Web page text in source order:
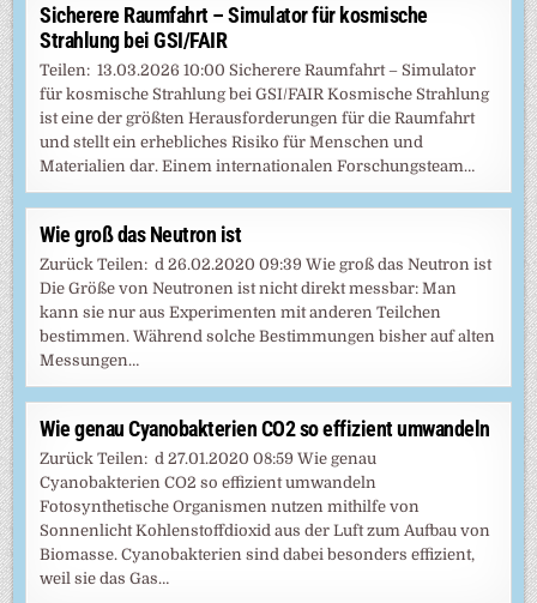
Sicherere Raumfahrt – Simulator für kosmische
Strahlung bei GSI/FAIR
Teilen: 13.03.2026 10:00 Sicherere Raumfahrt – Simulator
für kosmische Strahlung bei GSI/FAIR Kosmische Strahlung
ist eine der größten Herausforderungen für die Raumfahrt
und stellt ein erhebliches Risiko für Menschen und
Materialien dar. Einem internationalen Forschungsteam…
Wie groß das Neutron ist
Zurück Teilen: d 26.02.2020 09:39 Wie groß das Neutron ist
Die Größe von Neutronen ist nicht direkt messbar: Man
kann sie nur aus Experimenten mit anderen Teilchen
bestimmen. Während solche Bestimmungen bisher auf alten
Messungen…
Wie genau Cyanobakterien CO2 so effizient umwandeln
Zurück Teilen: d 27.01.2020 08:59 Wie genau
Cyanobakterien CO2 so effizient umwandeln
Fotosynthetische Organismen nutzen mithilfe von
Sonnenlicht Kohlenstoffdioxid aus der Luft zum Aufbau von
Biomasse. Cyanobakterien sind dabei besonders effizient,
weil sie das Gas…